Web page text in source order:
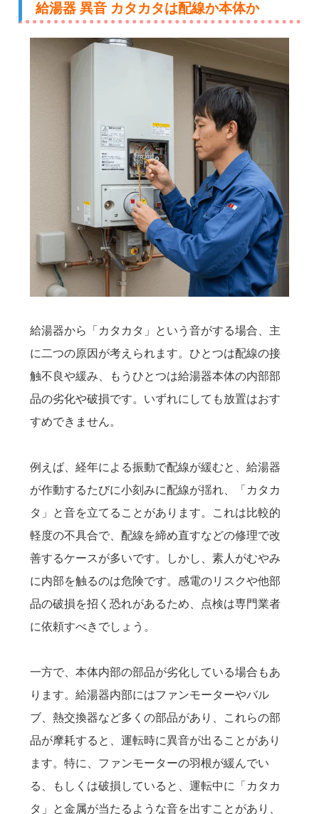
給湯器 異音 カタカタは配線か本体か
給湯器から「カタカタ」という音がする場合、主
に二つの原因が考えられます。ひとつは配線の接
触不良や緩み、もうひとつは給湯器本体の内部部
品の劣化や破損です。いずれにしても放置はおす
すめできません。
例えば、経年による振動で配線が緩むと、給湯器
が作動するたびに小刻みに配線が揺れ、「カタカ
タ」と音を立てることがあります。これは比較的
軽度の不具合で、配線を締め直すなどの修理で改
善するケースが多いです。しかし、素人がむやみ
に内部を触るのは危険です。感電のリスクや他部
品の破損を招く恐れがあるため、点検は専門業者
に依頼すべきでしょう。
一方で、本体内部の部品が劣化している場合もあ
ります。給湯器内部にはファンモーターやバル
ブ、熱交換器など多くの部品があり、これらの部
品が摩耗すると、運転時に異音が出ることがあり
ます。特に、ファンモーターの羽根が緩んでい
る、もしくは破損していると、運転中に「カタカ
タ」と金属が当たるような音を出すことがあり、